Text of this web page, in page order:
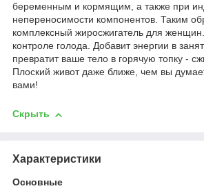
беременным и кормящим, а также при
непереносимости компонентов. Таким
комплексный жиросжигатель для
контроле голода. Добавит энергии в
превратит ваше тело в горячую топку -
Плоский живот даже ближе, чем вы
вами!
Скрыть
Характеристики
Основные